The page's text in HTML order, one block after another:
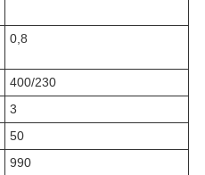
0,8
400/230
3
50
990